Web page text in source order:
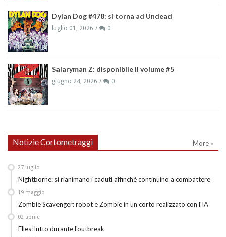
Dylan Dog #478: si torna ad Undead
luglio 01, 2026 0
Salaryman Z: disponibile il volume #5
giugno 24, 2026 0
Notizie Cortometraggi More »
Nightborne: si rianimano i caduti affinchè continuino a combattere
27 luglio
Zombie Scavenger: robot e Zombie in un corto realizzato con l'IA
19 maggio
Elles: lutto durante l'outbreak
02 aprile